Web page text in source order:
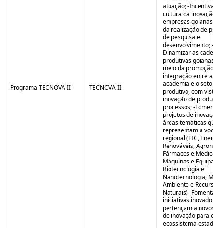
Programa TECNOVA II TECNOVA II
atuação; -
cultura da inovação
empresas goianas
da realização de
de pesquisa e
desenvolvimento; -
Dinamizar as
produtivas goianas
meio da promoção
integração entre a
academia e o setor
produtivo, com
inovação de
processos; -
projetos de
áreas temáticas
representam a
regional (TIC,
Renováveis,
Fármacos e
Máquinas e
Biotecnologia e
Nanotecnologia,
Ambiente e
Naturais) -Fomentar
iniciativas
pertençam a novos
de inovação para o
ecossistema